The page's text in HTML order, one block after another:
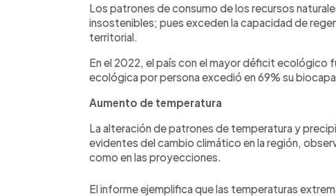
Los patrones de consumo de los recursos
insostenibles; pues exceden la capacidad de
territorial.
En el 2022, el país con el mayor déficit ecológico
ecológica por persona excedió en 69% su
Aumento de temperatura
La alteración de patrones de temperatura y
evidentes del cambio climático en la región,
como en las proyecciones.
El informe ejemplifica que las temperaturas